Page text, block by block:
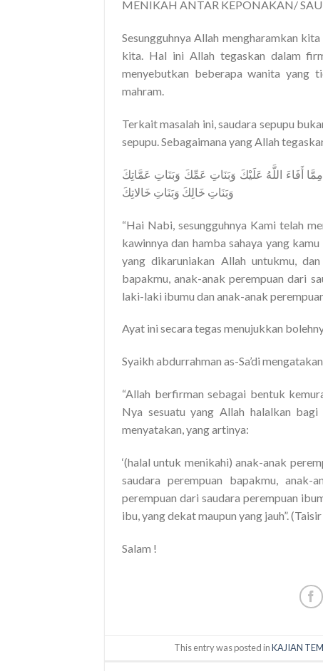
MENIKAH ANTAR KEPONAKAN/
Sesungguhnya Allah mengharamkan
kita. Hal ini Allah tegaskan dalam
menyebutkan beberapa wanita yang
mahram.
Terkait masalah ini, saudara sepupu
sepupu. Sebagaimana yang Allah
وَبَنَاتِ خَالِكَ وَبَنَاتِ خَالاتِكَ
“Hai Nabi, sesungguhnya Kami telah
kawinnya dan hamba sahaya yang
yang dikaruniakan Allah untukmu,
bapakmu, anak-anak perempuan dari
laki-laki ibumu dan anak-anak
Ayat ini secara tegas menujukkan
Syaikh abdurrahman as-Sa’di
“Allah berfirman sebagai bentuk
Nya sesuatu yang Allah halalkan
menyatakan, yang artinya:
‘(halal untuk menikahi) anak-anak
saudara perempuan bapakmu,
perempuan dari saudara perempuan
ibu, yang dekat maupun yang jauh”.
Salam !
This entry was posted inKAJIAN